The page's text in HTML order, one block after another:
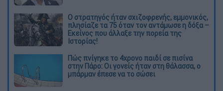
O στρατηγός ήταν σχιζοφρενής, εμμονικός,
πλησίαζε τα 75 όταν τον αντάμωσε η δόξα –
Εκείνος που άλλαξε την πορεία της
Ιστορίας!
Πώς πνίγηκε το 4χρονο παιδί σε πισίνα
στην Πάρο: Οι γονείς ήταν στη θάλασσα, ο
μπάρμαν έπεσε να το σώσει